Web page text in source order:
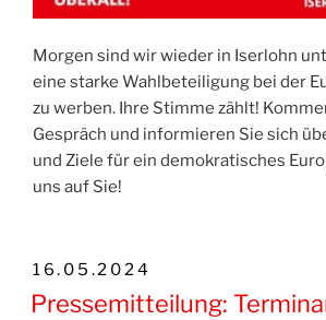
Morgen sind wir wieder in Iserlohn
eine starke Wahlbeteiligung bei der
zu werben. Ihre Stimme zählt!
Gespräch und informieren Sie sich
und Ziele für ein demokratisches
uns auf Sie!
VERÖFFENTLICHT
AM
16.05.2024
Pressemitteilung: